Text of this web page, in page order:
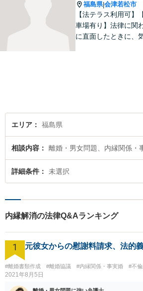
福島県|会津若松市
【法テラス利用可】
車場有り】法律に関
に直面したときに、
エリア 福島県
相談内容 離婚・男女問題、内縁関係・
詳細条件 未選択
内縁解消の法律Q&Aランキング
1 元彼女からの慰謝料請求、法的
#離婚書類作成 #離婚協議 #内縁関係・事実婚 #不
2021年8月5日